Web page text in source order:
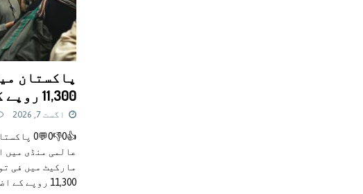
پاکستان
11,300 روپے کا اضافہ
اگست 7, 2026
عالمی منڈی میں
مارکیٹ میں فی
11,300 روپے کے اضافے کے بعد 4 لاکھ